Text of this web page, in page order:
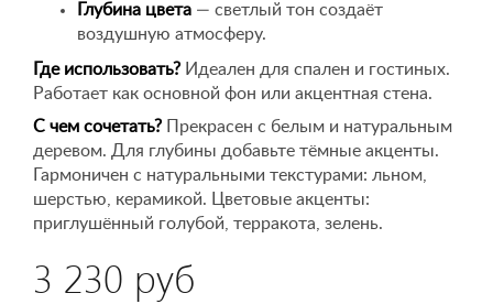
Глубина цвета — светлый тон создаёт
воздушную атмосферу.
Где использовать? Идеален для спален и гостиных.
Работает как основной фон или акцентная стена.
С чем сочетать? Прекрасен с белым и натуральным
деревом. Для глубины добавьте тёмные акценты.
Гармоничен с натуральными текстурами: льном,
шерстью, керамикой. Цветовые акценты:
приглушённый голубой, терракота, зелень.
3 230 руб